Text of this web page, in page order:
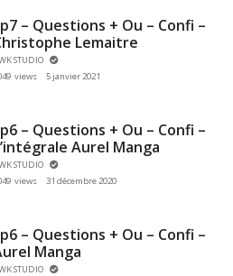
– Questions + Ou – Confi –
Lemaitre
STUDIO
views
5 janvier 2021
– Questions + Ou – Confi –
Aurel Manga
STUDIO
views
31 décembre 2020
– Questions + Ou – Confi –
Manga
STUDIO